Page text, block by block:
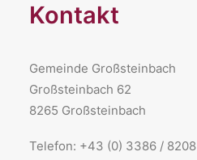
Kontakt
Gemeinde Großsteinbach
Großsteinbach 62
8265 Großsteinbach
Telefon: +43 (0) 3386 / 8208